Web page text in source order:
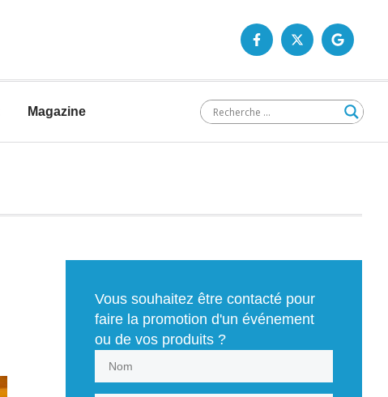
Magazine
Vous souhaitez être contacté pour
faire la promotion d'un événement
ou de vos produits ?